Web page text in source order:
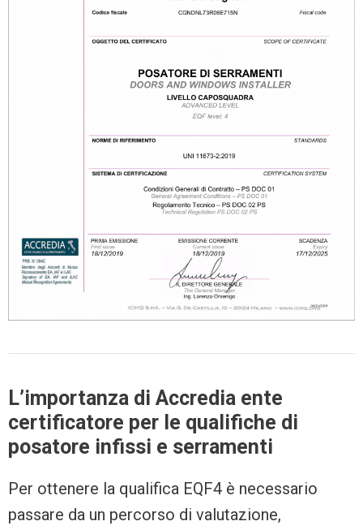
L’importanza di Accredia ente
certificatore per le qualifiche di
posatore infissi e serramenti
Per ottenere la qualifica EQF4 è necessario
passare da un percorso di valutazione,